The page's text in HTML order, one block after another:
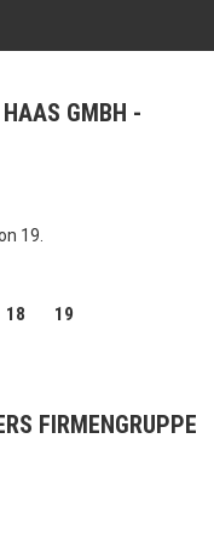
GMBH
19.
18 19
FIRMENGRUPPE